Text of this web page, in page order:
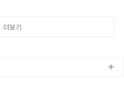
울 가볼만한 곳 장려 작품
더보기